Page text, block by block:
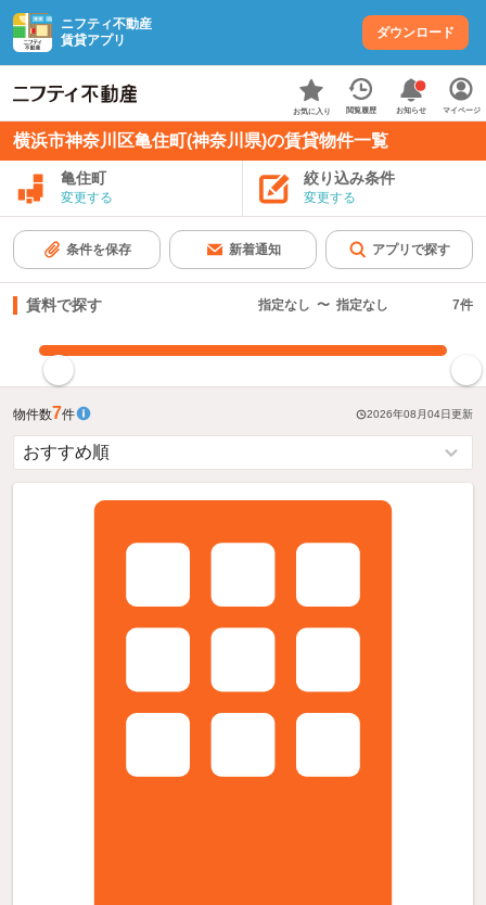
ニフティ不動産
賃貸アプリ
ダウンロード
お気に入り 閲覧履歴 お知らせ マイページ
横浜市神奈川区亀住町(神奈川県)の賃貸物件一覧
亀住町
変更する
絞り込み条件
変更する
条件を保存 新着通知 アプリで探す
賃料で探す 指定なし 〜 指定なし 7件
物件数7件 2026年08月04日更新